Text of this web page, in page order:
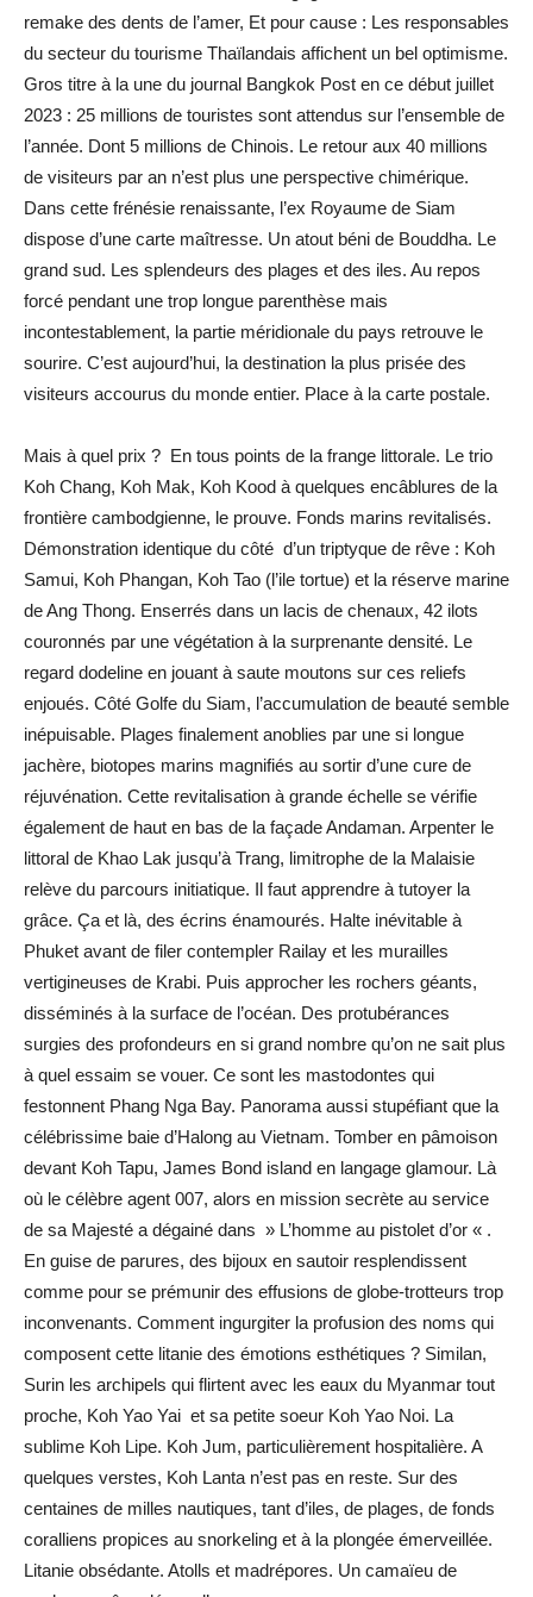
remake des dents de l’amer, Et pour cause : Les responsables
du secteur du tourisme Thaïlandais affichent un bel optimisme.
Gros titre à la une du journal Bangkok Post en ce début juillet
2023 : 25 millions de touristes sont attendus sur l’ensemble de
l’année. Dont 5 millions de Chinois. Le retour aux 40 millions
de visiteurs par an n’est plus une perspective chimérique.
Dans cette frénésie renaissante, l’ex Royaume de Siam
dispose d’une carte maîtresse. Un atout béni de Bouddha. Le
grand sud. Les splendeurs des plages et des iles. Au repos
forcé pendant une trop longue parenthèse mais
incontestablement, la partie méridionale du pays retrouve le
sourire. C’est aujourd’hui, la destination la plus prisée des
visiteurs accourus du monde entier. Place à la carte postale.
Mais à quel prix ? En tous points de la frange littorale. Le trio
Koh Chang, Koh Mak, Koh Kood à quelques encâblures de la
frontière cambodgienne, le prouve. Fonds marins revitalisés.
Démonstration identique du côté d’un triptyque de rêve : Koh
Samui, Koh Phangan, Koh Tao (l’ile tortue) et la réserve marine
de Ang Thong. Enserrés dans un lacis de chenaux, 42 ilots
couronnés par une végétation à la surprenante densité. Le
regard dodeline en jouant à saute moutons sur ces reliefs
enjoués. Côté Golfe du Siam, l’accumulation de beauté semble
inépuisable. Plages finalement anoblies par une si longue
jachère, biotopes marins magnifiés au sortir d’une cure de
réjuvénation. Cette revitalisation à grande échelle se vérifie
également de haut en bas de la façade Andaman. Arpenter le
littoral de Khao Lak jusqu’à Trang, limitrophe de la Malaisie
relève du parcours initiatique. Il faut apprendre à tutoyer la
grâce. Ça et là, des écrins énamourés. Halte inévitable à
Phuket avant de filer contempler Railay et les murailles
vertigineuses de Krabi. Puis approcher les rochers géants,
disséminés à la surface de l’océan. Des protubérances
surgies des profondeurs en si grand nombre qu’on ne sait plus
à quel essaim se vouer. Ce sont les mastodontes qui
festonnent Phang Nga Bay. Panorama aussi stupéfiant que la
célébrissime baie d’Halong au Vietnam. Tomber en pâmoison
devant Koh Tapu, James Bond island en langage glamour. Là
où le célèbre agent 007, alors en mission secrète au service
de sa Majesté a dégainé dans » L’homme au pistolet d’or « .
En guise de parures, des bijoux en sautoir resplendissent
comme pour se prémunir des effusions de globe-trotteurs trop
inconvenants. Comment ingurgiter la profusion des noms qui
composent cette litanie des émotions esthétiques ? Similan,
Surin les archipels qui flirtent avec les eaux du Myanmar tout
proche, Koh Yao Yai et sa petite soeur Koh Yao Noi. La
sublime Koh Lipe. Koh Jum, particulièrement hospitalière. A
quelques verstes, Koh Lanta n’est pas en reste. Sur des
centaines de milles nautiques, tant d’iles, de plages, de fonds
coralliens propices au snorkeling et à la plongée émerveillée.
Litanie obsédante. Atolls et madrépores. Un camaïeu de